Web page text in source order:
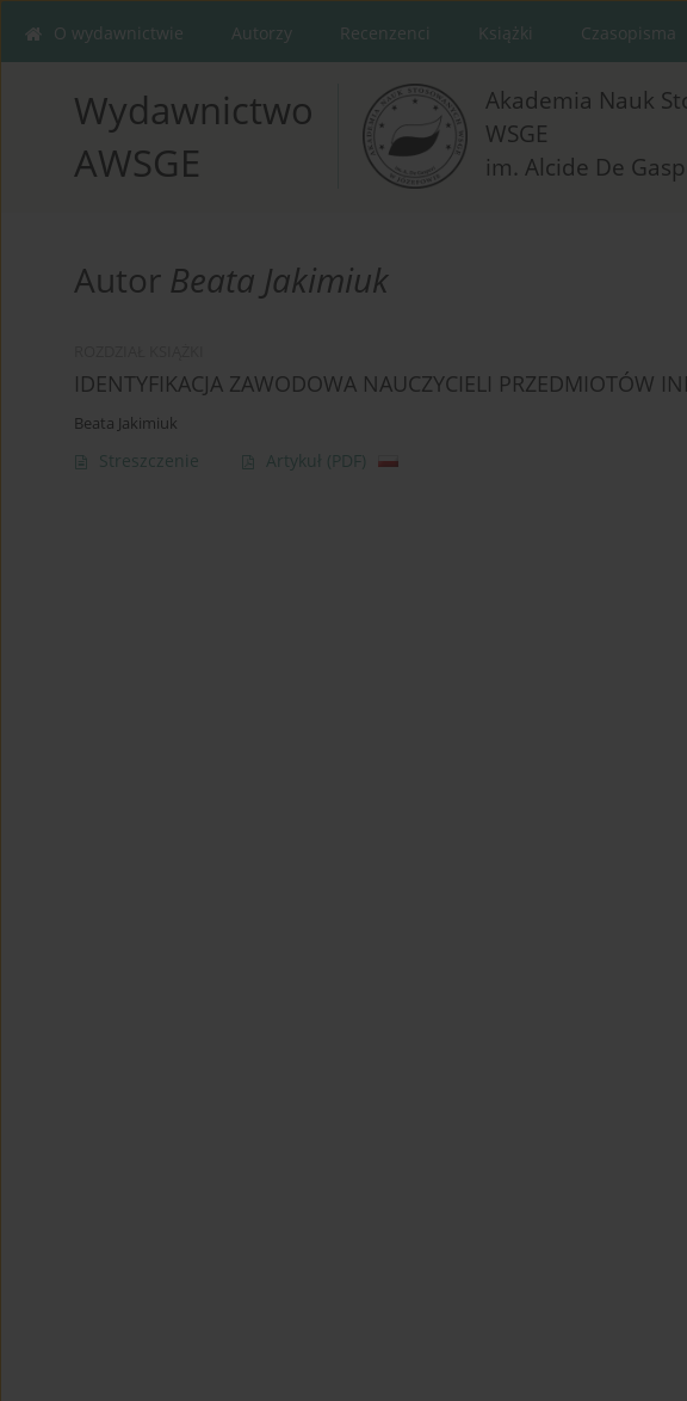
O wydawnictwie Autorzy Recenzenci Książki Czasopisma
Wydawnictwo
AWSGE
Akademia Nauk
WSGE
im. Alcide De
Autor Beata Jakimiuk
IDENTYFIKACJA ZAWODOWA NAUCZYCIELI PRZEDMIOTÓW
Beata Jakimiuk
Streszczenie Artykuł (PDF)